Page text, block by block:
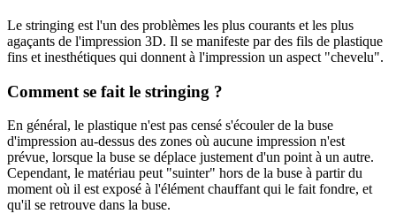
Le stringing est l'un des problèmes les plus courants et les plus
agaçants de l'impression 3D. Il se manifeste par des fils de plastique
fins et inesthétiques qui donnent à l'impression un aspect "chevelu".
Comment se fait le stringing ?
En général, le plastique n'est pas censé s'écouler de la buse
d'impression au-dessus des zones où aucune impression n'est
prévue, lorsque la buse se déplace justement d'un point à un autre.
Cependant, le matériau peut "suinter" hors de la buse à partir du
moment où il est exposé à l'élément chauffant qui le fait fondre, et
qu'il se retrouve dans la buse.